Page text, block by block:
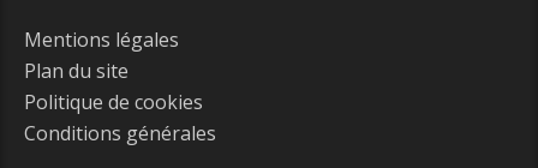
Mentions légales
Plan du site
Politique de cookies
Conditions générales